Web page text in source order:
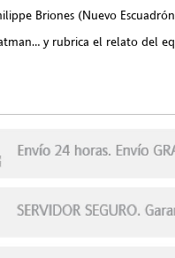
Briones (Nuevo
y rubrica el relato del